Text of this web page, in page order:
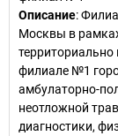
Описание:
Москвы в
территориально
филиале №1
амбулаторно-
неотложной
диагностики,